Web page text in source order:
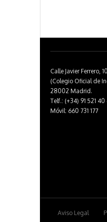
Calle Javier Ferrero,
(Colegio Oficial de
28002 Madrid.
Telf.: (+34) 91 521 40
Móvil: 660 731 177
Aviso Legal